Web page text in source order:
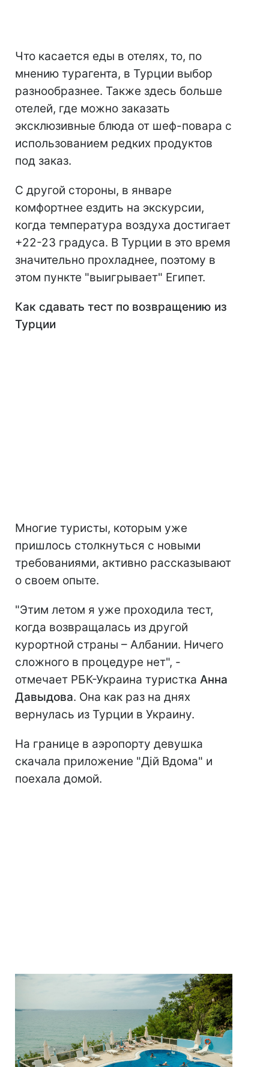
Что касается еды в отелях, то, по
мнению турагента, в Турции выбор
разнообразнее. Также здесь больше
отелей, где можно заказать
эксклюзивные блюда от шеф-повара с
использованием редких продуктов
под заказ.
С другой стороны, в январе
комфортнее ездить на экскурсии,
когда температура воздуха достигает
+22-23 градуса. В Турции в это время
значительно прохладнее, поэтому в
этом пункте "выигрывает" Египет.
Как сдавать тест по возвращению из
Турции
Многие туристы, которым уже
пришлось столкнуться с новыми
требованиями, активно рассказывают
о своем опыте.
"Этим летом я уже проходила тест,
когда возвращалась из другой
курортной страны – Албании. Ничего
сложного в процедуре нет", -
отмечает РБК-Украина туристка Анна
Давыдова. Она как раз на днях
вернулась из Турции в Украину.
На границе в аэропорту девушка
скачала приложение "Дій Вдома" и
поехала домой.